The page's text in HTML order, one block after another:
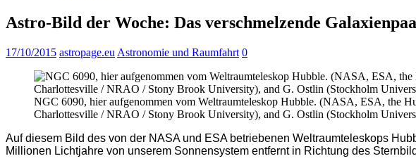
Astro-Bild der Woche: Das verschmelzende
17/10/2015 astropage.eu Astronomie und Raumfahrt 0
NGC 6090, hier aufgenommen vom Weltraumteleskop Hubble. (NASA, ESA, the
Charlottesville / NRAO / Stony Brook University), and G. Ostlin (Stockholm
Auf diesem Bild des von der NASA und ESA betriebenen Weltraumteleskops
Millionen Lichtjahre von unserem Sonnensystem entfernt in Richtung des